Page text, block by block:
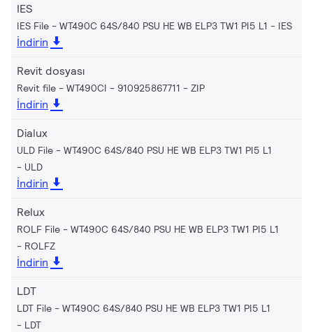
IES
IES File - WT490C 64S/840 PSU HE WB ELP3 TW1 PI5 L1 IES
İndirin
Revit dosyası
Revit file - WT490CI - 910925867711 ZIP
İndirin
Dialux
ULD File - WT490C 64S/840 PSU HE WB ELP3 TW1 PI5 L1
ULD
İndirin
Relux
ROLF File - WT490C 64S/840 PSU HE WB ELP3 TW1 PI5 L1
ROLFZ
İndirin
LDT
LDT File - WT490C 64S/840 PSU HE WB ELP3 TW1 PI5 L1
LDT